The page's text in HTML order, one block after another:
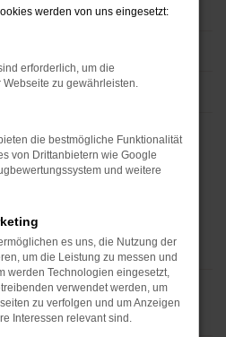
werden von uns eingesetzt:
erforderlich, um die
Webseite zu gewährleisten.
die bestmögliche Funktionalität
von Drittanbietern wie Google
und weitere
es uns, die Nutzung der
um die Leistung zu messen und
werden Technologien eingesetzt,
verwendet werden, um
zu verfolgen und um Anzeigen
Interessen relevant sind.